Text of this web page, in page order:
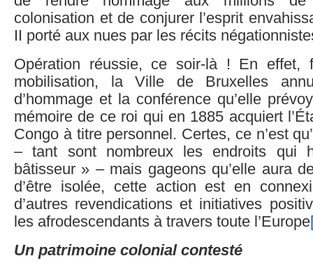
colonisation et de conjurer l’esprit
II porté aux nues par les récits
Opération réussie, ce soir-là ! En effet,
mobilisation, la Ville de Bruxelles
d’hommage et la conférence qu’elle
mémoire de ce roi qui en 1885 acquiert
Congo à titre personnel. Certes, ce n’est
– tant sont nombreux les endroits qui
bâtisseur » – mais gageons qu’elle aura
d’être isolée, cette action est en
d’autres revendications et initiatives
les afrodescendants à travers toute l’Europe
Un patrimoine colonial contesté